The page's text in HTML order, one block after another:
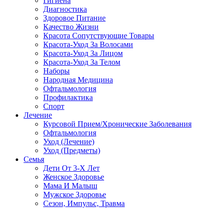
Диагностика
Здоровое Питание
Качество Жизни
Красота Сопутствующие Товары
Красота-Уход За Волосами
Красота-Уход За Лицом
Красота-Уход За Телом
Наборы
Народная Медицина
Офтальмология
Профилактика
Спорт
Лечение
Курсовой Прием/Хронические Заболевания
Офтальмология
Уход (Лечение)
Уход (Предметы)
Семья
Дети От 3-Х Лет
Женское Здоровье
Мама И Малыш
Мужское Здоровье
Сезон, Импульс, Травма